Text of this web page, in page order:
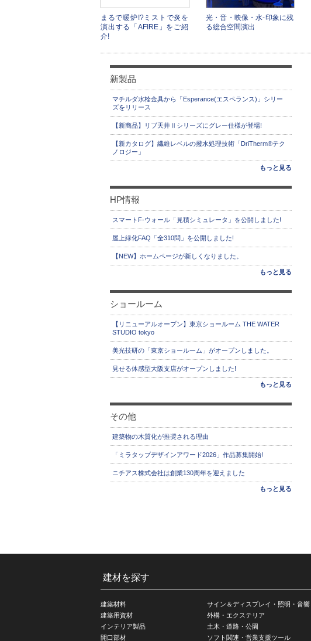
まるで暖炉!?ミストで炎を
演出する「AFIRE」をご紹
介!
光・音・映像・水-印象に残
る総合空間演出
新製品
マチルダ水栓金具から「Esperance(エスペランス)」シリー
ズをリリース
【新商品】リブ天井Ⅱシリーズにグレー仕様が登場!
【新カタログ】繊維レベルの撥水処理技術「DriTherm®テク
ノロジー」
もっと見る
HP情報
スマートF-ウォール「見積シミュレータ」を公開しました!
屋上緑化FAQ「全310問」を公開しました!
【NEW】ホームページが新しくなりました。
もっと見る
ショールーム
【リニューアルオープン】東京ショールーム THE WATER
STUDIO tokyo
美光技研の「東京ショールーム」がオープンしました。
見せる体感型大阪支店がオープンしました!
もっと見る
その他
建築物の木質化が推奨される理由
「ミラタップデザインアワード2026」作品募集開始!
ニチアス株式会社は創業130周年を迎えました
もっと見る
建材を探す
建築材料
建築用資材
インテリア製品
開口部材
サイン＆ディスプレイ・照明・音響
外構・エクステリア
土木・道路・公園
ソフト関連・営業支援ツール